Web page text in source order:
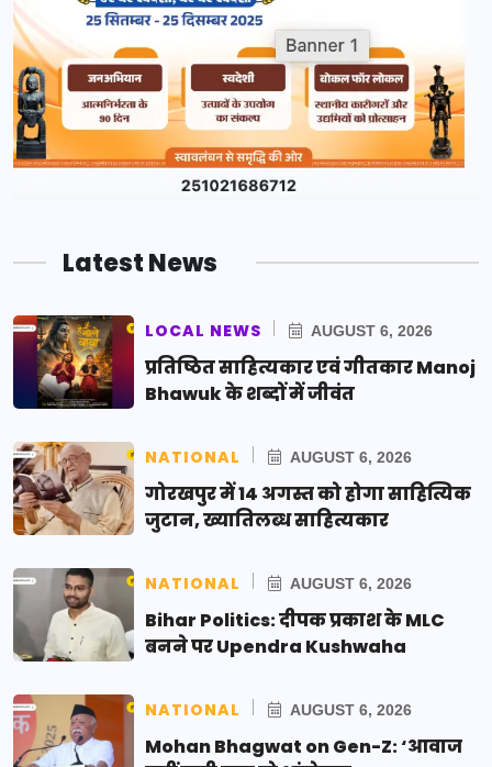
Latest News
LOCAL NEWS AUGUST 6, 2026
प्रतिष्ठित साहित्यकार एवं गीतकार Manoj
Bhawuk के शब्दों में जीवंत
NATIONAL AUGUST 6, 2026
गोरखपुर में 14 अगस्त को होगा साहित्यिक
जुटान, ख्यातिलब्ध साहित्यकार
NATIONAL AUGUST 6, 2026
Bihar Politics: दीपक प्रकाश के MLC
बनने पर Upendra Kushwaha
NATIONAL AUGUST 6, 2026
Mohan Bhagwat on Gen-Z: ‘आवाज